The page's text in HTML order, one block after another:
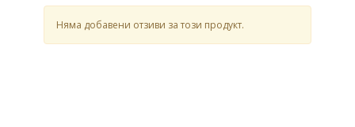
Няма добавени отзиви за този продукт.